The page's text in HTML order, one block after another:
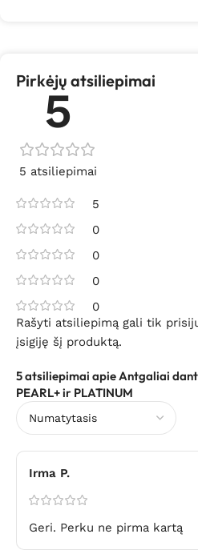
Pirkėjų atsiliepimai
5
5 atsiliepimai
5
0
0
0
0
5 atsiliepimai apieAntgaliai
PEARL+ ir PLATINUM
Irma P.
Geri. Perku ne pirma kartą
Rašyti atsiliepimą gali tik
įsigiję šį produktą.